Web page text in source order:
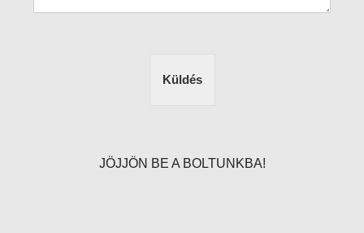
Küldés
JÖJJÖN BE A BOLTUNKBA!